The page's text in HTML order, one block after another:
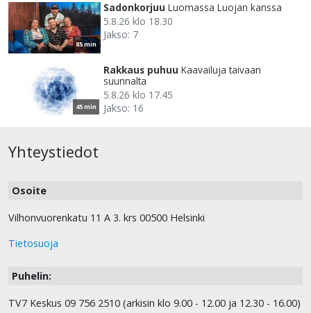
85 min
Sadonkorjuu Luomassa Luojan kanssa
5.8.26 klo 18.30
Jakso: 7
45 min
Rakkaus puhuu Kaavailuja taivaan
suunnalta
5.8.26 klo 17.45
Jakso: 16
Yhteystiedot
Osoite
Vilhonvuorenkatu 11 A 3. krs 00500 Helsinki
Tietosuoja
Puhelin:
TV7 Keskus 09 756 2510 (arkisin klo 9.00 - 12.00 ja 12.30 - 16.00)